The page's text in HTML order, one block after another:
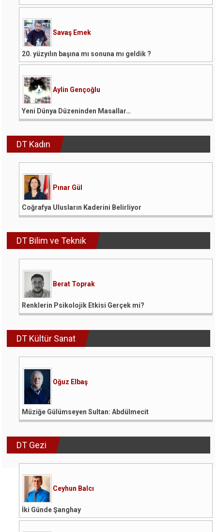
Savaş Emek
20. yüzyılın başına mı sonuna mı geldik ?
Aylin Gençoğlu
Yeni Dünya Düzeninden Masallar…
DT Kadın
Pınar Gül
Coğrafya Ulusların Kaderini Belirliyor
DT Bilim ve Teknik
Berat Toprak
Renklerin Psikolojik Etkisi Gerçek mi?
DT Kültür Sanat
Oğuz Elbaş
Müziğe Gülümseyen Sultan: Abdülmecit
DT Gezi
Ceyhun Balcı
İki Günde Şanghay